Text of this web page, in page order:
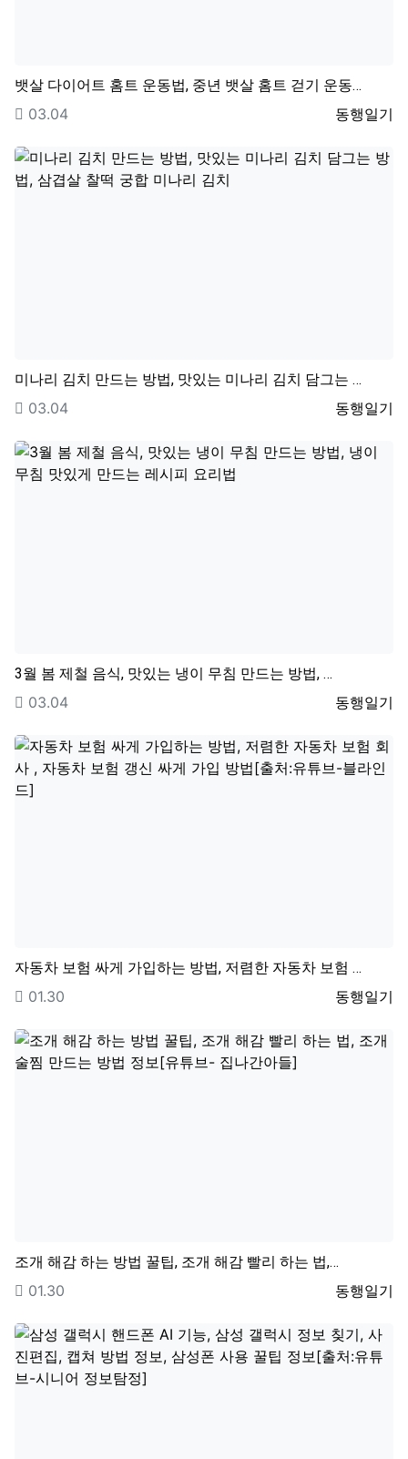
뱃살 다이어트 홈트 운동법, 중년 뱃살 홈트 걷기 운동…
등록자
동행일기
등록일
03.04
미나리 김치 만드는 방법, 맛있는 미나리 김치 담그는 …
등록자
동행일기
등록일
03.04
3월 봄 제철 음식, 맛있는 냉이 무침 만드는 방법, …
등록자
동행일기
등록일
03.04
자동차 보험 싸게 가입하는 방법, 저렴한 자동차 보험 …
등록자
동행일기
등록일
01.30
조개 해감 하는 방법 꿀팁, 조개 해감 빨리 하는 법,…
등록자
동행일기
등록일
01.30